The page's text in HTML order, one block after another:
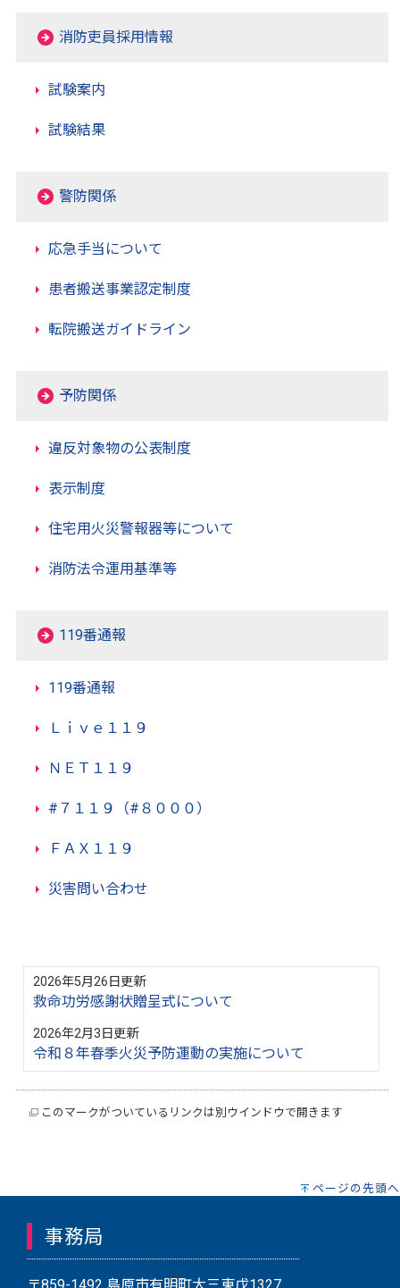
消防吏員採用情報
試験案内
試験結果
警防関係
応急手当について
患者搬送事業認定制度
転院搬送ガイドライン
予防関係
違反対象物の公表制度
表示制度
住宅用火災警報器等について
消防法令運用基準等
119番通報
119番通報
Ｌｉｖｅ１１９
ＮＥＴ１１９
#７１１９（#８０００）
ＦＡＸ１１９
災害問い合わせ
2026年5月26日更新
救命功労感謝状贈呈式について
2026年2月3日更新
令和８年春季火災予防運動の実施について
このマークがついているリンクは別ウインドウで開きます
ページの先頭へ
事務局
〒859-1492 島原市有明町大三東戊1327